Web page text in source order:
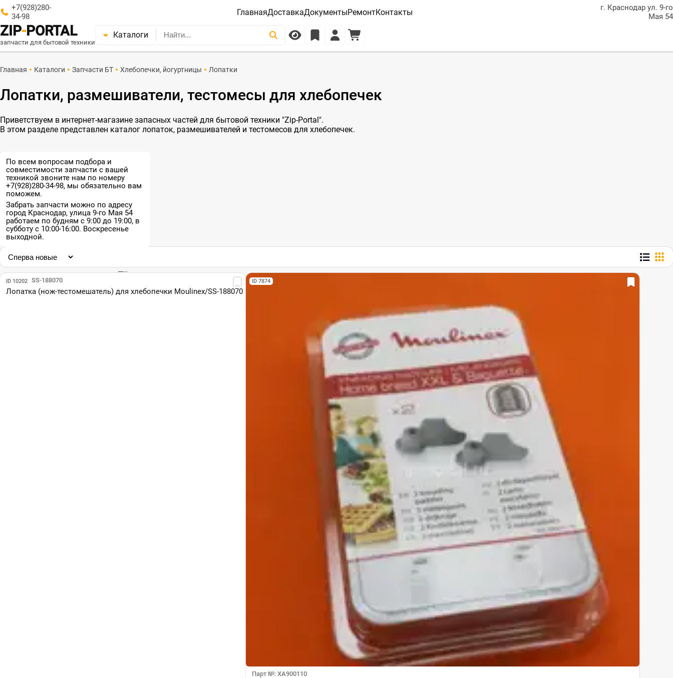
+7(928)280-
34-98
ГлавнаяДоставкаДокументыРемонтКонтакты
г. Краснодар ул. 9-го
Мая 54
ZIP-PORTAL
запчасти для бытовой техники
Каталоги
Главная Каталоги Запчасти БТ Хлебопечки, йогуртницы Лопатки
Лопатки, размешиватели, тестомесы для хлебопечек
Приветствуем в интернет-магазине запасных частей для бытовой техники "Zip-Portal".
В этом разделе представлен каталог лопаток, размешивателей и тестомесов для хлебопечек.
По всем вопросам подбора и
совместимости запчасти с вашей
техникой звоните нам по номеру
+7(928)280-34-98, мы обязательно вам
поможем.
Забрать запчасти можно по адресу
город Краснодар, улица 9-го Мая 54
работаем по будням с 9:00 до 19:00, в
субботу с 10:00-16:00. Воскресенье
выходной.
ID 10202
Парт №: SS-188070
Лопатка (нож-тестомешатель) для хлебопечки Moulinex/SS-188070
ID 7874
Парт №: XA900110